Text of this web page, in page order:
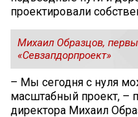
проектировали
Михаил Образцов,
«Севзапдорпроект»
– Мы сегодня с нуля
масштабный проект, –
директора Михаил